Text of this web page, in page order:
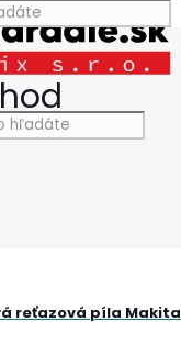
reťazová píla Makita